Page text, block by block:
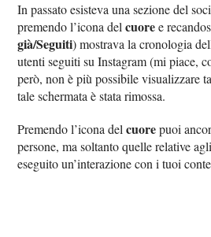
In passato esisteva una sezione del
premendo l’icona delcuoree
già/Seguiti) mostrava la cronologia
utenti seguiti su Instagram (mi piace,
però, non è più possibile visualizzare
tale schermata è stata rimossa.
Premendo l’icona delcuorepuoi
persone, ma soltanto quelle relative
eseguito un’interazione con i tuoi